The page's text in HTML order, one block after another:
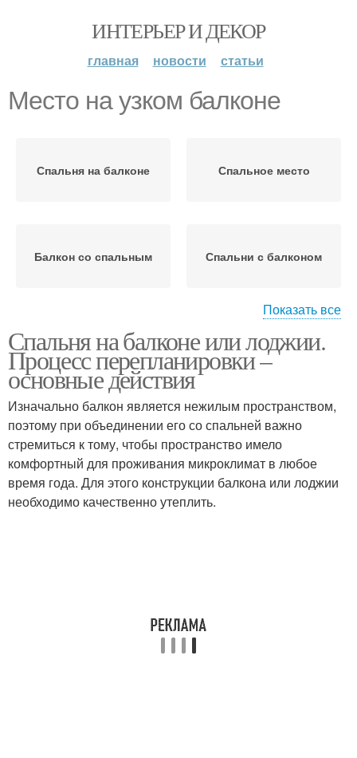
ИНТЕРЬЕР И ДЕКОР
главная новости статьи
Место на узком балконе
Спальня на балконе Спальное место
Балкон со спальным Спальни с балконом
Место на балконе
Показать все
Спальня на балконе или лоджии.
Процесс перепланировки –
основные действия
Изначально балкон является нежилым пространством,
поэтому при объединении его со спальней важно
стремиться к тому, чтобы пространство имело
комфортный для проживания микроклимат в любое
время года. Для этого конструкции балкона или лоджии
необходимо качественно утеплить.